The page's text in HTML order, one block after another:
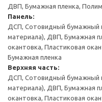
ДВП, Бумажная пленка,
Панель:
ДСП, Сотовидный бумажный
материала), ДВП, Бумажная
окантовка, Пластиковая
Бумажная пленка
Верхняя часть:
ДСП, Сотовидный бумажный
материала), ДВП, Бумажная
окантовка, Пластиковая